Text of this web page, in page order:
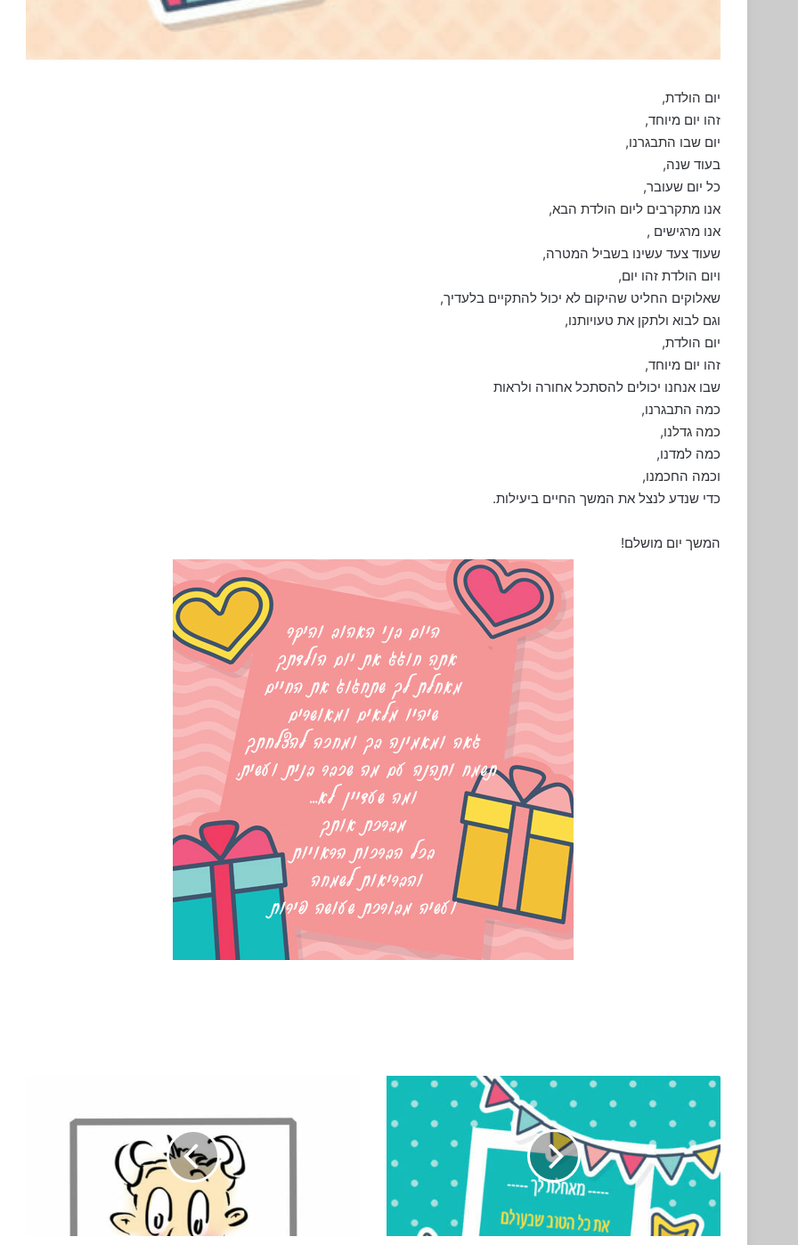
יום הולדת,
זהו יום מיוחד,
יום שבו התבגרנו,
בעוד שנה,
כל יום שעובר,
אנו מתקרבים ליום הולדת הבא,
אנו מרגישים ,
שעוד צעד עשינו בשביל המטרה,
ויום הולדת זהו יום,
שאלוקים החליט שהיקום לא יכול להתקיים בלעדיך,
וגם לבוא ולתקן את טעויותנו,
יום הולדת,
זהו יום מיוחד,
שבו אנחנו יכולים להסתכל אחורה ולראות
כמה התבגרנו,
כמה גדלנו,
כמה למדנו,
וכמה החכמנו,
כדי שנדע לנצל את המשך החיים ביעילות.
המשך יום מושלם!
איחולים
ליום
הולדת